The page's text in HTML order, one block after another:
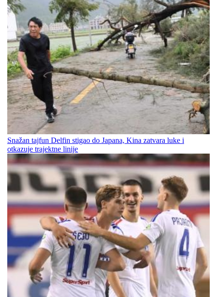
Snažan tajfun Delfin stigao do Japana, Kina zatvara luke i
otkazuje trajektne linije